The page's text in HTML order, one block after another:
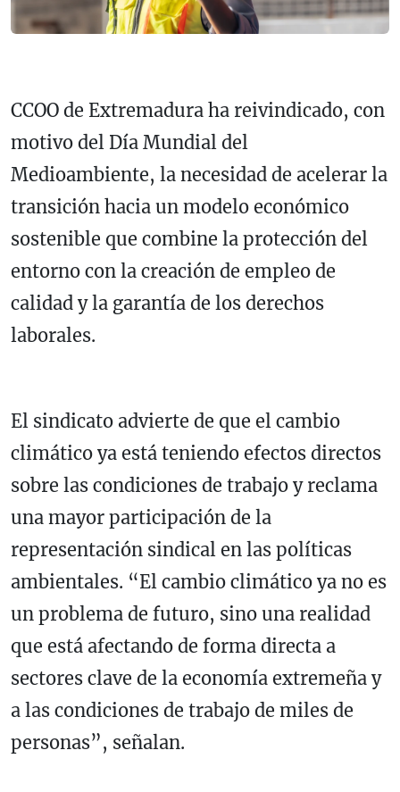
CCOO de Extremadura ha reivindicado, con
motivo del Día Mundial del
Medioambiente, la necesidad de acelerar la
transición hacia un modelo económico
sostenible que combine la protección del
entorno con la creación de empleo de
calidad y la garantía de los derechos
laborales.
El sindicato advierte de que el cambio
climático ya está teniendo efectos directos
sobre las condiciones de trabajo y reclama
una mayor participación de la
representación sindical en las políticas
ambientales. “El cambio climático ya no es
un problema de futuro, sino una realidad
que está afectando de forma directa a
sectores clave de la economía extremeña y
a las condiciones de trabajo de miles de
personas”, señalan.